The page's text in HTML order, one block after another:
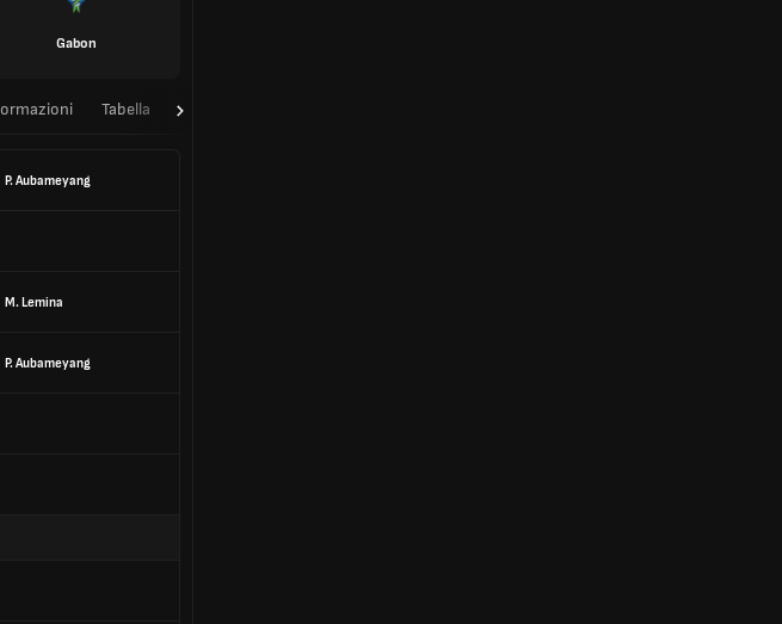
Gabon
Tabella T/T
P. Aubameyang
M. Lemina
P. Aubameyang